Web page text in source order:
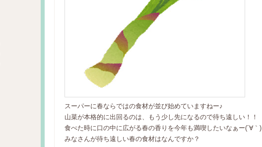
スーパーに春ならではの食材が並び始めていますねー♪
山菜が本格的に出回るのは、もう少し先になるので待ち遠しい！！
食べた時に口の中に広がる春の香りを今年も満喫したいなぁー(´∀｀)
みなさんが待ち遠しい春の食材はなんですか？